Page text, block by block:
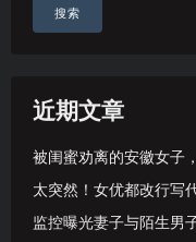
搜索
近期文章
被闺蜜劝离的安徽女子
太突然！女优都改行写
监控曝光妻子与陌生男